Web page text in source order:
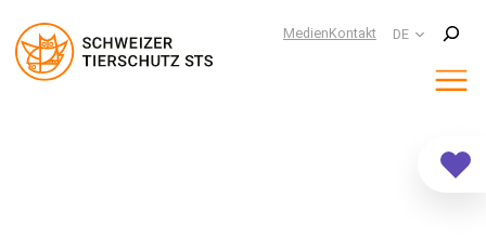
MedienKontakt DE
Suchen